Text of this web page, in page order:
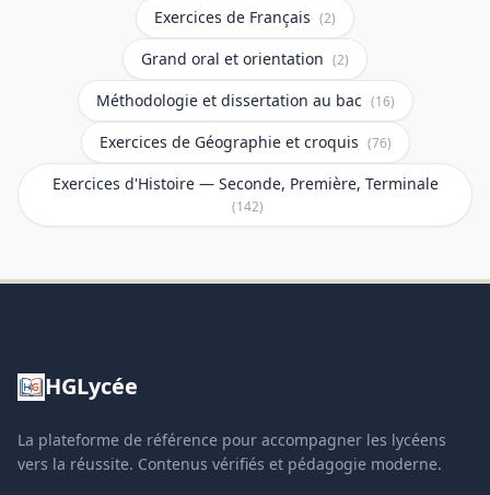
Exercices de Français (2)
Grand oral et orientation (2)
Méthodologie et dissertation au bac (16)
Exercices de Géographie et croquis (76)
Exercices d'Histoire — Seconde, Première, Terminale
(142)
HGLycée
La plateforme de référence pour accompagner les lycéens
vers la réussite. Contenus vérifiés et pédagogie moderne.